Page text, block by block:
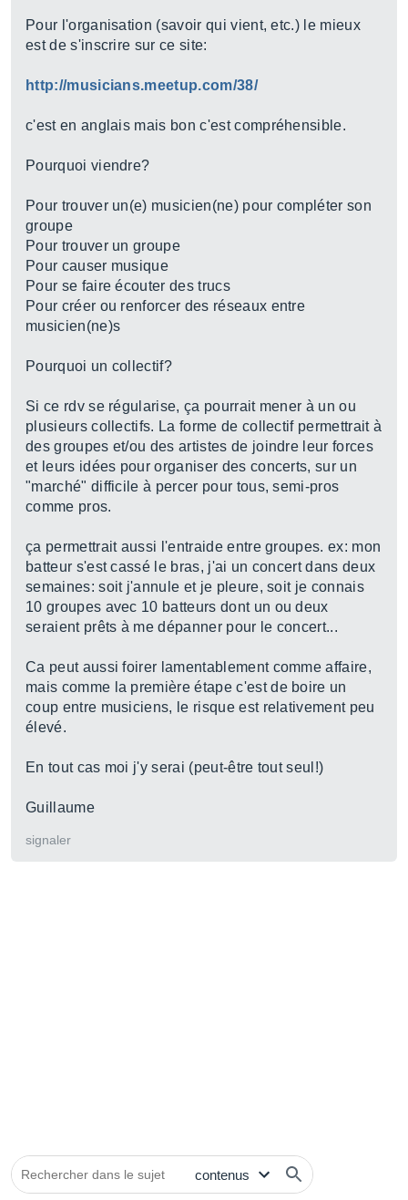
Pour l'organisation (savoir qui vient, etc.) le mieux
est de s'inscrire sur ce site:
http://musicians.meetup.com/38/
c'est en anglais mais bon c'est compréhensible.
Pourquoi viendre?
Pour trouver un(e) musicien(ne) pour compléter son
groupe
Pour trouver un groupe
Pour causer musique
Pour se faire écouter des trucs
Pour créer ou renforcer des réseaux entre
musicien(ne)s
Pourquoi un collectif?
Si ce rdv se régularise, ça pourrait mener à un ou
plusieurs collectifs. La forme de collectif permettrait à
des groupes et/ou des artistes de joindre leur forces
et leurs idées pour organiser des concerts, sur un
"marché" difficile à percer pour tous, semi-pros
comme pros.
ça permettrait aussi l'entraide entre groupes. ex: mon
batteur s'est cassé le bras, j'ai un concert dans deux
semaines: soit j'annule et je pleure, soit je connais
10 groupes avec 10 batteurs dont un ou deux
seraient prêts à me dépanner pour le concert...
Ca peut aussi foirer lamentablement comme affaire,
mais comme la première étape c'est de boire un
coup entre musiciens, le risque est relativement peu
élevé.
En tout cas moi j'y serai (peut-être tout seul!)
Guillaume
signaler